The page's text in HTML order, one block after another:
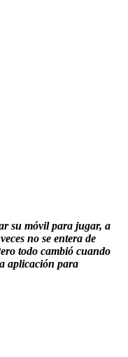
su móvil para jugar, a
no se entera de
todo cambió cuando
aplicación para